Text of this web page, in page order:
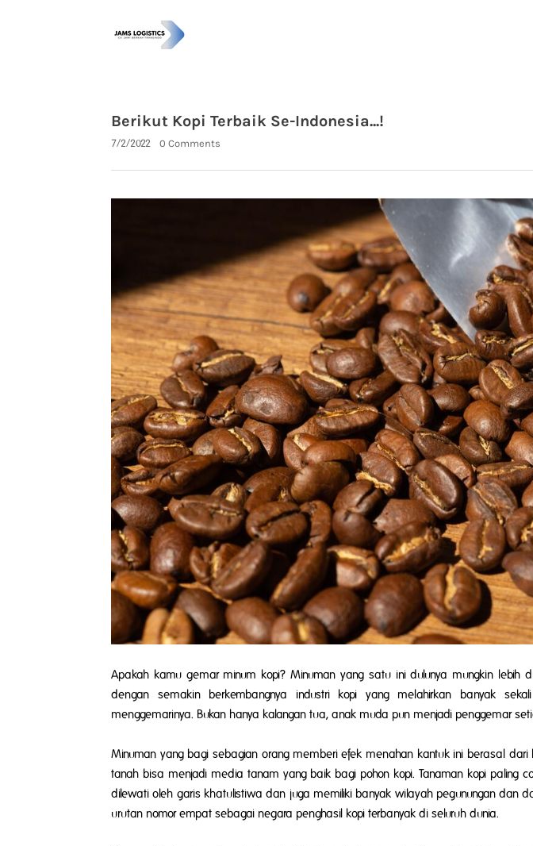
Berikut Kopi Terbaik Se-Indonesia...!
7/2/2022 0 Comments
Apakah kamu gemar minum kopi? Minuman yang satu ini dulunya mungkin lebih
dengan semakin berkembangnya industri kopi yang melahirkan banyak
menggemarinya. Bukan hanya kalangan tua, anak muda pun menjadi penggemar
Minuman yang bagi sebagian orang memberi efek menahan kantuk ini berasal dari
tanah bisa menjadi media tanam yang baik bagi pohon kopi. Tanaman kopi paling
dilewati oleh garis khatulistiwa dan juga memiliki banyak wilayah pegunungan dan
urutan nomor empat sebagai negara penghasil kopi terbanyak di seluruh dunia.